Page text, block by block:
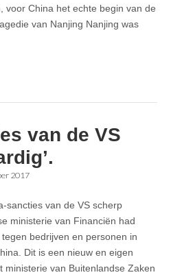
voor China het echte begin van de
van Nanjing Nanjing was
van de VS
2017
sancties van de VS scherp
ministerie van Financiën had
bedrijven en personen in
Dit is een nieuw en eigen
ministerie van Buitenlandse Zaken